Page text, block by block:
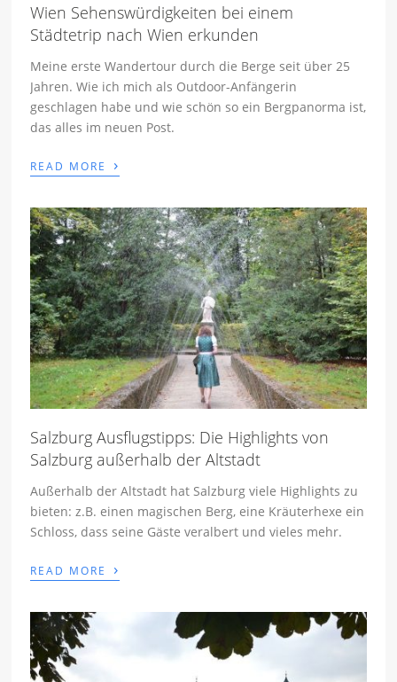
Wien Sehenswürdigkeiten bei einem
Städtetrip nach Wien erkunden
Meine erste Wandertour durch die Berge seit über 25
Jahren. Wie ich mich als Outdoor-Anfängerin
geschlagen habe und wie schön so ein Bergpanorma ist,
das alles im neuen Post.
READ MORE ›
Salzburg Ausflugstipps: Die Highlights von
Salzburg außerhalb der Altstadt
Außerhalb der Altstadt hat Salzburg viele Highlights zu
bieten: z.B. einen magischen Berg, eine Kräuterhexe ein
Schloss, dass seine Gäste veralbert und vieles mehr.
READ MORE ›